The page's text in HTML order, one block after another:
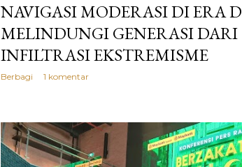
NAVIGASI MODERASI DI ERA
MELINDUNGI GENERASI DARI
INFILTRASI EKSTREMISME
Berbagi 1 komentar